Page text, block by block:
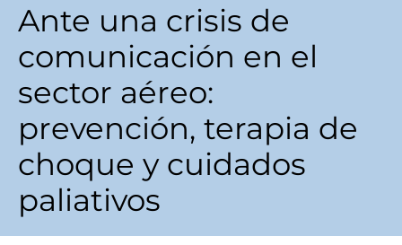
Ante una crisis de
comunicación en el
sector aéreo:
prevención, terapia de
choque y cuidados
paliativos